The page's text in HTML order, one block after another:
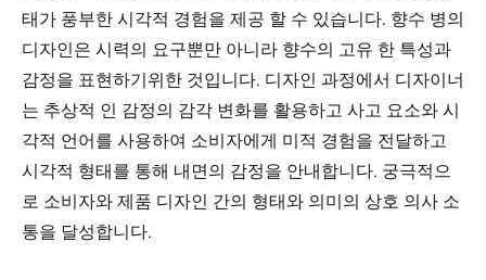
태가 풍부한 시각적 경험을 제공 할 수 있습니다. 향수 병의
디자인은 시력의 요구뿐만 아니라 향수의 고유 한 특성과
감정을 표현하기위한 것입니다. 디자인 과정에서 디자이너
는 추상적 인 감정의 감각 변화를 활용하고 사고 요소와 시
각적 언어를 사용하여 소비자에게 미적 경험을 전달하고
시각적 형태를 통해 내면의 감정을 안내합니다. 궁극적으
로 소비자와 제품 디자인 간의 형태와 의미의 상호 의사 소
통을 달성합니다.